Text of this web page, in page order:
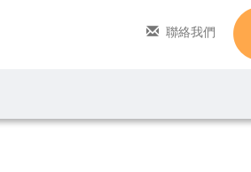
聯絡我們